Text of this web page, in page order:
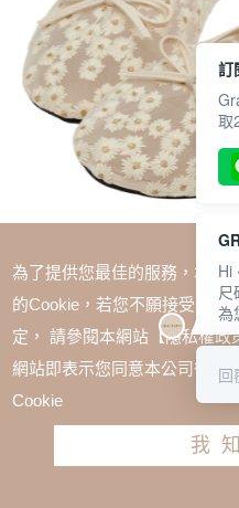
春日花園蝴蝶結網紗平底
為了提供您最佳的服務，本網
的Cookie，若您不願接受
定， 請參閱本網站【隱私權
網站即表示您同意本公司得按
Cookie
我
訂
取
Hi
尺
為
回